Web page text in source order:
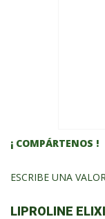
¡ COMPÁRTENOS !
ESCRIBE UNA
LIPROLINE